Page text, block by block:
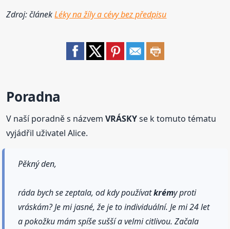
Zdroj: článekLéky na žíly a cévy bez předpisu
Poradna
V naší poradně s názvemVRÁSKYse k tomuto tématu
vyjádřil uživatel Alice.
Pěkný den,
ráda bych se zeptala, od kdy používatkrémy proti
vráskám? Je mi jasné, že je to individuální. Je mi 24 let
a pokožku mám spíše sušší a velmi citlivou. Začala